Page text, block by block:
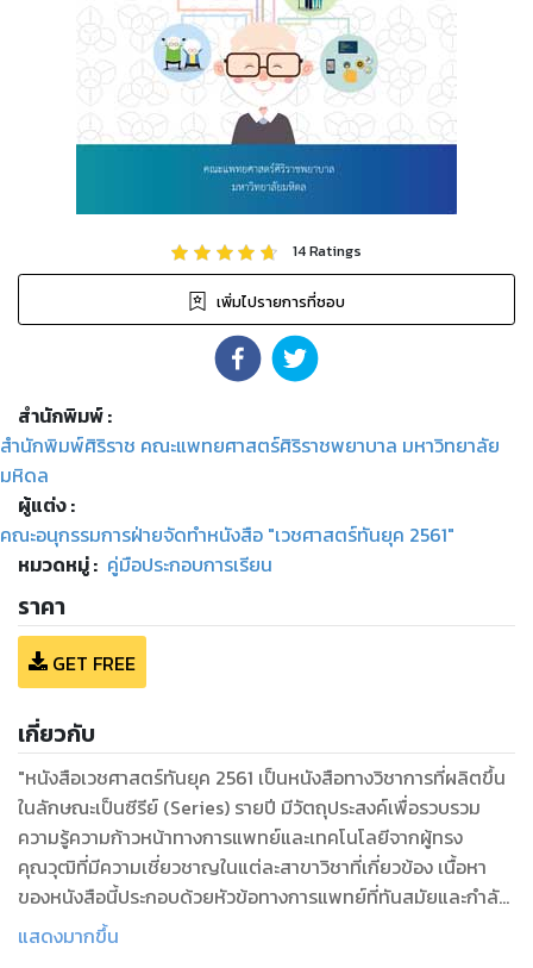
14Ratings
เพิ่มไปรายการที่ชอบ
สำนักพิมพ์:
สำนักพิมพ์ศิริราช คณะแพทยศาสตร์ศิริราชพยาบาล มหาวิทยาลัย
มหิดล
ผู้แต่ง :
คณะอนุกรรมการฝ่ายจัดทำหนังสือ "เวชศาสตร์ทันยุค 2561"
หมวดหมู่: คู่มือประกอบการเรียน
ราคา
GET FREE
เกี่ยวกับ
"หนังสือเวชศาสตร์ทันยุค 2561 เป็นหนังสือทางวิชาการที่ผลิตขึ้น
ในลักษณะเป็นซีรีย์ (Series) รายปี มีวัตถุประสงค์เพื่อรวบรวม
ความรู้ความก้าวหน้าทางการแพทย์และเทคโนโลยีจากผู้ทรง
คุณวุฒิที่มีความเชี่ยวชาญในแต่ละสาขาวิชาที่เกี่ยวข้อง เนื้อหา
ของหนังสือนี้ประกอบด้วยหัวข้อทางการแพทย์ที่ทันสมัยและกำลัง
ได้รับความสนใจในปีนั้น ๆ เพื่อให้สอดคล้องกับสภาพกาลของการ
แสดงมากขึ้น